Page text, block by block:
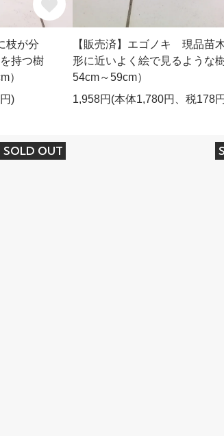
枝が分
持つ樹
）
)
【販売済】エゴノキ 現品苗
形に近いよく絵で見るような
54cm～59cm）
1,958円(本体1,780円、税178
SOLD OUT